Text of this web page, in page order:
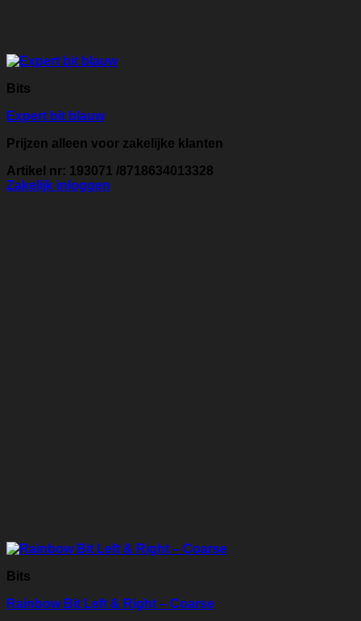
Bits
Expert bit blauw
Prijzen alleen voor zakelijke klanten
Artikel nr: 193071 /8718634013328
Zakelijk inloggen
Bits
Rainbow Bit Left & Right – Coarse